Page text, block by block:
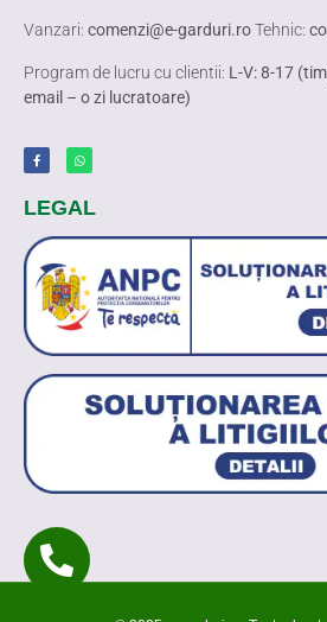
Vanzari: comenzi@e-garduri.roTehnic:
Program de lucru cu clientii: L-V: 8-17
email – o zi lucratoare)
LEGAL